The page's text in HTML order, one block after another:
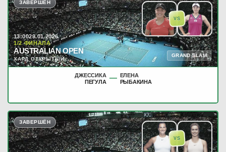
VS
ЗАВЕРШЁН
13:0029.01.2026
1/2 ФИНАЛА
AUSTRALIAN OPEN
ХАРД ОТКРЫТЫЙ
GRAND SLAM
ДЖЕССИКА
ПЕГУЛА — ЕЛЕНА
РЫБАКИНА
VS
ЗАВЕРШЁН